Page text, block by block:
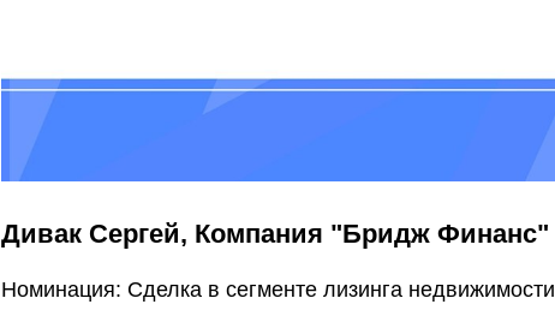
Дивак Сергей, Компания "Бридж Финанс"
Номинация: Сделка в сегменте лизинга недвижимости